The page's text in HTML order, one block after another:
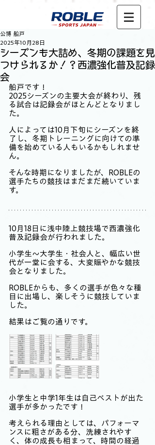
シーズンも大詰め、冬期の課題を見
つけられるか！？西濃強化普及記録
会
公博 船戸
2025年10月28日
船戸です！
2025シーズンの主要大会が終わり、残
る試合は記録会がほとんどとなりまし
た。
人によっては10月下旬にシーズンを終
了し、冬期トレーニングに向けての準
備を始めている人もいるかもしれませ
ん。
そんな時期になりましたが、ROBLEの
選手たちの競技はまだまだ続いていま
す。
10月18日に浅中陸上競技場で西濃強化
普及記録会が行われました。
小学生〜大学生・社会人と、幅広い世
代が一堂に会する、大変賑やかな競技
会となりました。
ROBLEからも、多くの選手が色々な種
目に出場し、楽しそうに競技していま
した。
結果はご覧の通りです。
小学生と中学1年生は自己ベストが出た
選手が多かったです！
考えられる理由としては、パフォーマ
ンスに粗さがある分、洗練されやす
く、体の成長も相まって、時間の経過